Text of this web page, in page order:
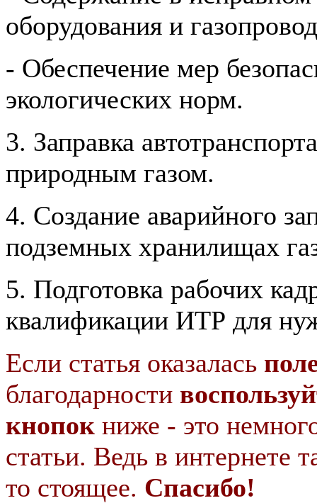
оборудования и
- Обеспечение мер
экологических норм.
3. Заправка
природным газом.
4. Создание аварийного
подземных хранилищах
5. Подготовка рабочих
квалификации ИТР для
Если статья оказалась
благодарности
кнопок ниже - это
статьи. Ведь в интернете
то стоящее. Спасибо!